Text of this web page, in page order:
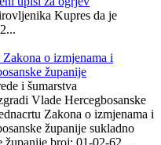
Kupres da je
Zakona o izmjenama i
županije
i šumarstva
Vlade Hercegbosanske
Zakona o izmjenama i
županije sukladno
županije broj: 01-02-62...